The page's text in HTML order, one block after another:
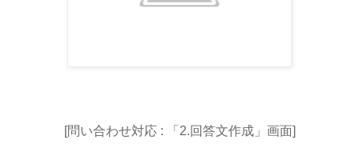
[問い合わせ対応 : 「2.回答文作成」画面]